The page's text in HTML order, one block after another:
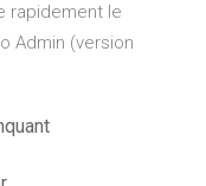
rapidement le
Admin (version